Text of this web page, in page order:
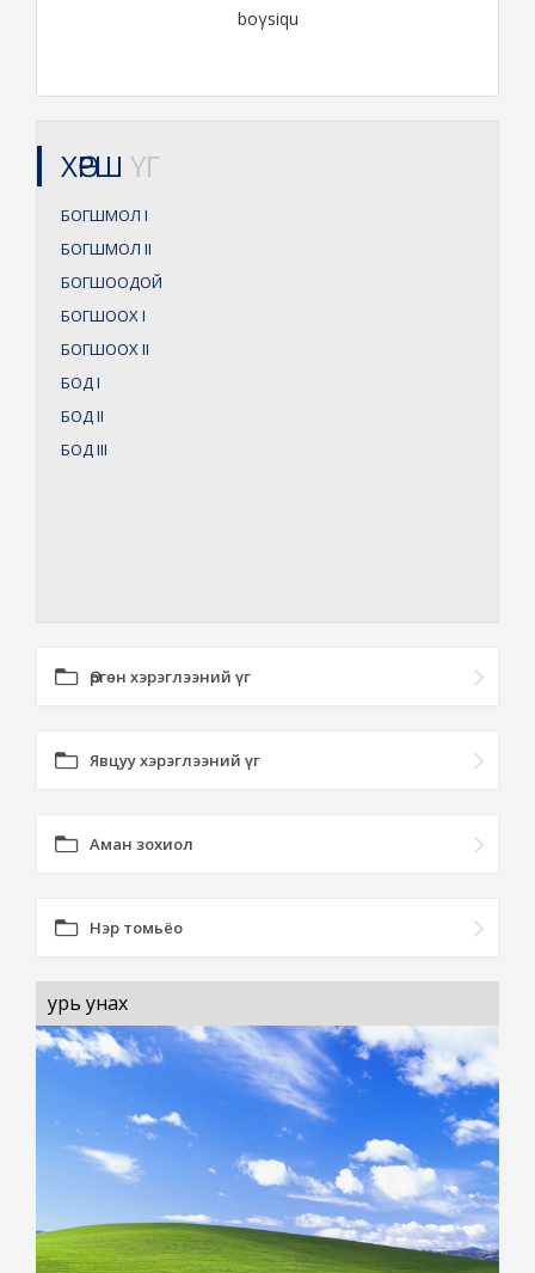
boγsiqu
ХӨРШ ҮГ
БОГШМОЛ I
БОГШМОЛ II
БОГШООДОЙ
БОГШООХI
БОГШООХII
БОДI
БОДII
БОДIII
Өргөн хэрэглээний үг
Явцуу хэрэглээний үг
Аман зохиол
Нэр томьёо
урь унах